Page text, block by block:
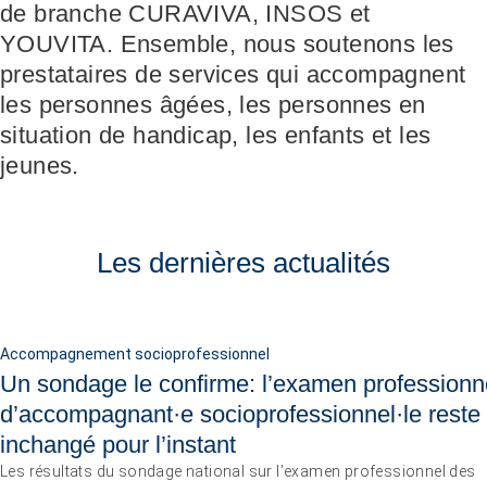
Recruter et diriger du personnel
Organiser le travail et construire la culture d’entreprise
Gérer l'entreprise et appliquer la loi
Garantir la sécurité
Régler le financement
Développer des offres
Promouvoir des offres
Promouvoir la durabilité
Favoriser l'intégration professionnelle
Accompagner la fin de vie
Organiser les transitions
Renforcer l’autodétermination
Aborder les questions de santé
Protéger l'intégrité
Fédération
Équipe
Travailler chez ARTISET
Affiliation
Vision, mission, valeurs
Politiques publiques & Prises de position
Travail en réseaux
Projets
de branche CURAVIVA, INSOS et
YOUVITA. Ensemble, nous soutenons les
prestataires de services qui accompagnent
les personnes âgées, les personnes en
situation de handicap, les enfants et les
jeunes.
Les dernières actualités
Accompagnement socioprofessionnel
Un sondage le confirme: l’examen
d’accompagnant·e socioprofessionnel·le reste
inchangé pour l’instant
Les résultats du sondage national sur l’examen professionnel des